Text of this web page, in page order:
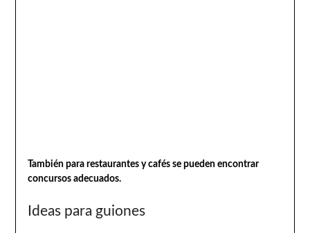
También para restaurantes y cafés se pueden encontrar
concursos adecuados.
Ideas para guiones